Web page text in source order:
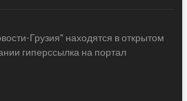
Грузия" находятся в открытом
гиперссылка на портал